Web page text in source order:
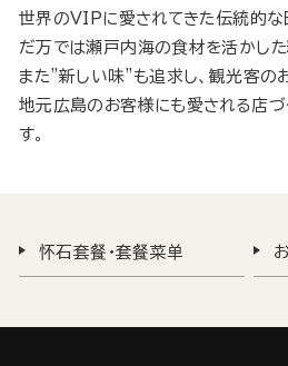
世界のVIPに愛されてきた伝統的な
だ万では瀬戸内海の食材を活かした
また”新しい味”も追求し、観光客の
地元広島のお客様にも愛される店づ
す。
怀石套餐・套餐菜单